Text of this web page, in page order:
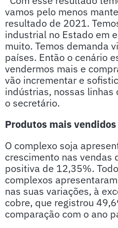
vamos pelo menos
resultado de 2021.
industrial no Estado em
muito. Temos demanda
países. Então o cenário
vendermos mais e
vão incrementar e
indústrias, nossas linhas
o secretário.
Produtos mais vendidos
O complexo soja
crescimento nas vendas
positiva de 12,35%.
complexos
nas suas variações, à
cobre, que registrou
comparação com o ano